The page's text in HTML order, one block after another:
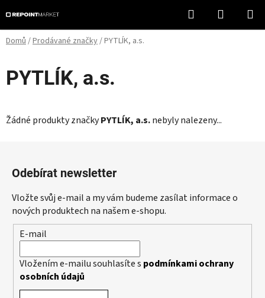
na
obsah
Hledat
KOŠÍK
Domů/Prodávané značky/PYTLÍK, a.s.
PYTLÍK, a.s.
Žádné produkty značkyPYTLÍK, a.s.nebyly nalezeny...
Odebírat newsletter
Vložte svůj e-mail a my vám budeme zasílat informace o
nových produktech na našem e-shopu.
E-mail
Vložením e-mailu souhlasíte s podmínkami ochrany
osobních údajů